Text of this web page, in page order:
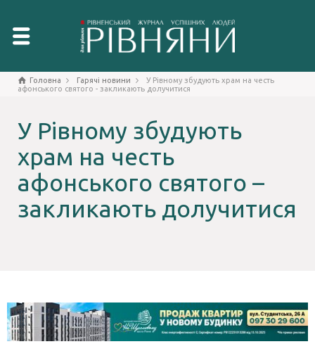
Головна Гарячі новини
У Рівному збудують храм на честь
афонського святого - закликають долучитися
У Рівному збудують
храм на честь
афонського святого –
закликають долучитися